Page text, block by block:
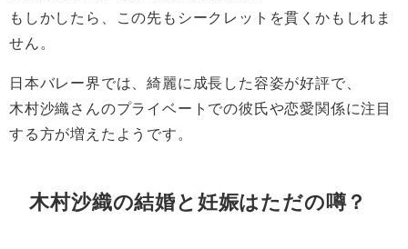
もしかしたら、この先もシークレットを貫くかもしれま
せん。
日本バレー界では、綺麗に成長した容姿が好評で、
木村沙織さんのプライベートでの彼氏や恋愛関係に注目
する方が増えたようです。
木村沙織の結婚と妊娠はただの噂？